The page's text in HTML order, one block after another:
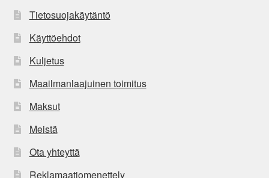
Tietosuojakäytäntö
Käyttöehdot
Kuljetus
Maailmanlaajuinen toimitus
Maksut
Meistä
Ota yhteyttä
Reklamaatiomenettely